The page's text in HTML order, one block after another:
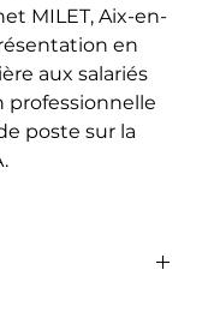
MILET, Aix-en-
en
aux salariés
poste sur la